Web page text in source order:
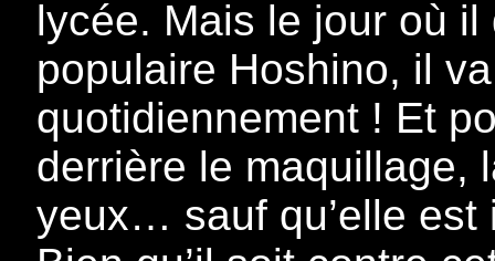
lycée. Mais le jour où
populaire Hoshino, il
quotidiennement ! Et
derrière le maquillage,
yeux… sauf qu’elle est